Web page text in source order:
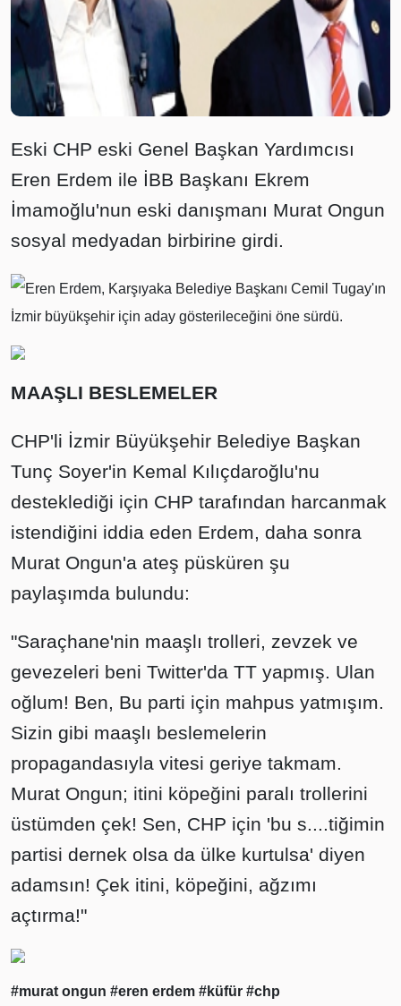
Eski CHP eski Genel Başkan Yardımcısı
Eren Erdem ile İBB Başkanı Ekrem
İmamoğlu'nun eski danışmanı Murat Ongun
sosyal medyadan birbirine girdi.
Eren Erdem, Karşıyaka Belediye Başkanı Cemil Tugay'ın
İzmir büyükşehir için aday gösterileceğini öne sürdü.
MAAŞLI BESLEMELER
CHP'li İzmir Büyükşehir Belediye Başkan
Tunç Soyer'in Kemal Kılıçdaroğlu'nu
desteklediği için CHP tarafından harcanmak
istendiğini iddia eden Erdem, daha sonra
Murat Ongun'a ateş püsküren şu
paylaşımda bulundu:
"Saraçhane'nin maaşlı trolleri, zevzek ve
gevezeleri beni Twitter'da TT yapmış. Ulan
oğlum! Ben, Bu parti için mahpus yatmışım.
Sizin gibi maaşlı beslemelerin
propagandasıyla vitesi geriye takmam.
Murat Ongun; itini köpeğini paralı trollerini
üstümden çek! Sen, CHP için 'bu s....tiğimin
partisi dernek olsa da ülke kurtulsa' diyen
adamsın! Çek itini, köpeğini, ağzımı
açtırma!"
#murat ongun #eren erdem #küfür #chp